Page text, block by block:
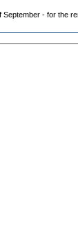
September - for the